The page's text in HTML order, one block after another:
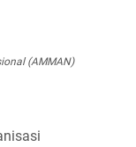
(AMMAN)